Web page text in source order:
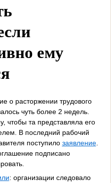
ему
о расторжении трудового
чуть более 2 недель.
чтобы та представляла его
В последний рабочий
поступило заявление.
подписано
: организации следовало